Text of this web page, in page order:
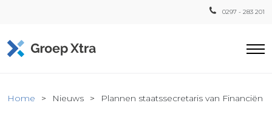
0297 - 283 201
Home Nieuws Plannen staatssecretaris van Financiën